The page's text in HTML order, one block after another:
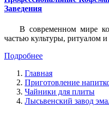
Заведения
В современном мире
частью культуры, ритуалом
Подробнее
Главная
Приготовление
Чайники для плиты
Лысьвенский завод